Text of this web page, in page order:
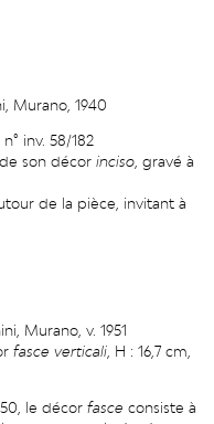
Murano, 1940
n° inv. 58/182
de son décor inciso , gravé à
tour de la pièce, invitant à
Murano v. 1951
fasce verticali H : 167 cm,
le décor fasce consiste à